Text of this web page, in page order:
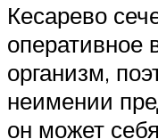
Кесарево
оперативное
организм,
неимении
он может